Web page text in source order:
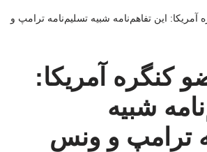
آمریکا: این تفاهم‌نامه شبیه تسلیم‌نامه ترامپ و
کنگره آمریکا:
شبیه
ترامپ و ونس